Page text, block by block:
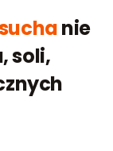
nie
soli,